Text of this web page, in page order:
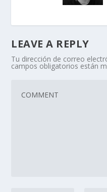
LEAVE A REPLY
Tu dirección de correo
campos obligatorios están